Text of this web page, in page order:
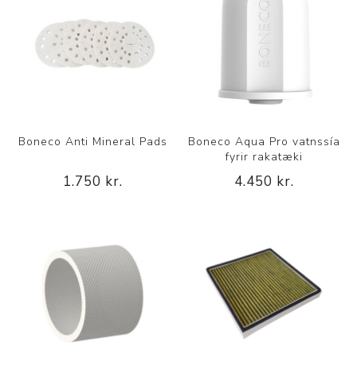
Boneco Anti Mineral Pads
1.750 kr.
Boneco Aqua Pro vatnssía
fyrir rakatæki
4.450 kr.